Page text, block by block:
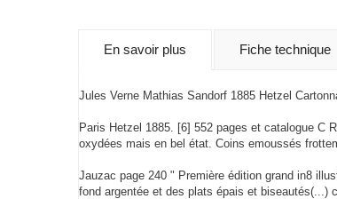
En savoir plus Fiche technique
Jules Verne Mathias Sandorf 1885 Hetzel
Paris Hetzel 1885. [6] 552 pages et catalogue C
oxydées mais en bel état. Coins emoussés
Jauzac page 240 " Première édition grand in8
fond argentée et des plats épais et biseautés(...)